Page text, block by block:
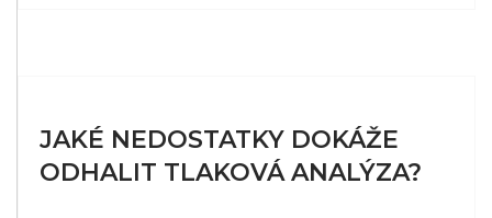
JAKÉ NEDOSTATKY DOKÁŽE
ODHALIT TLAKOVÁ ANALÝZA?